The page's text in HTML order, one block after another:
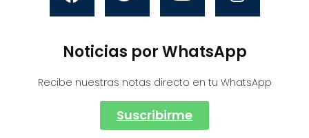
Noticias por WhatsApp
Recibe nuestras notas directo en tu WhatsApp
Suscribirme